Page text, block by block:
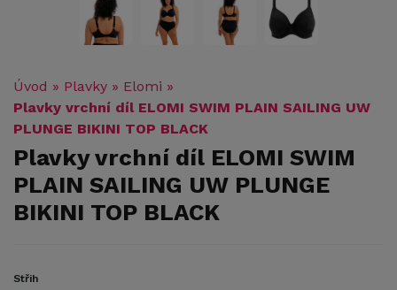
Úvod » Plavky » Elomi »
Plavky vrchní díl ELOMI SWIM PLAIN SAILING UW
PLUNGE BIKINI TOP BLACK
Plavky vrchní díl ELOMI SWIM
PLAIN SAILING UW PLUNGE
BIKINI TOP BLACK
Střih